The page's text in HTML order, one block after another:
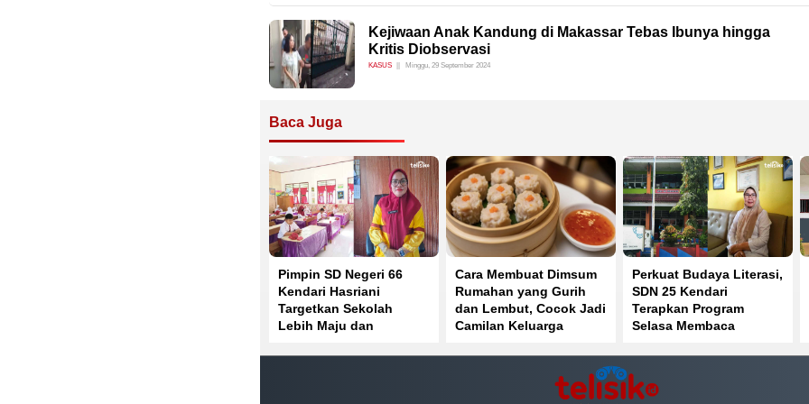
Kejiwaan Anak Kandung di Makassar Tebas Ibunya hingga
Kritis Diobservasi
KASUS Minggu, 29 September 2024
Baca Juga
Pimpin SD Negeri 66
Kendari Hasriani
Targetkan Sekolah
Lebih Maju dan
Cara Membuat Dimsum
Rumahan yang Gurih
dan Lembut, Cocok Jadi
Camilan Keluarga
Perkuat Budaya Literasi,
SDN 25 Kendari
Terapkan Program
Selasa Membaca